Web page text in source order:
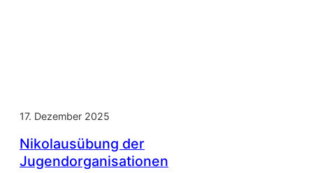
17. Dezember 2025
Nikolausübung der
Jugendorganisationen